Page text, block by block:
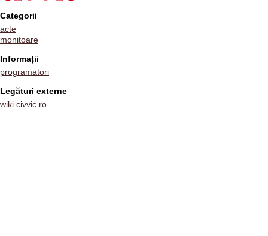
Categorii
acte
monitoare
Informații
programatori
Legături externe
wiki.civvic.ro